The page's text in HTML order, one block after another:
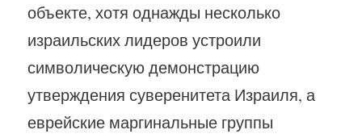
объекте, хотя однажды несколько
израильских лидеров устроили
символическую демонстрацию
утверждения суверенитета Израиля, а
еврейские маргинальные группы